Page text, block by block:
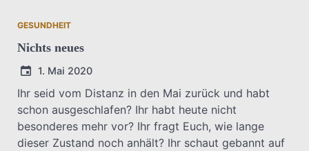
GESUNDHEIT
Nichts neues
T.Dreier
1. Mai 2020
Ihr seid vom Distanz in den Mai zurück und habt
schon ausgeschlafen? Ihr habt heute nicht
besonderes mehr vor? Ihr fragt Euch, wie lange
dieser Zustand noch anhält? Ihr schaut gebannt auf